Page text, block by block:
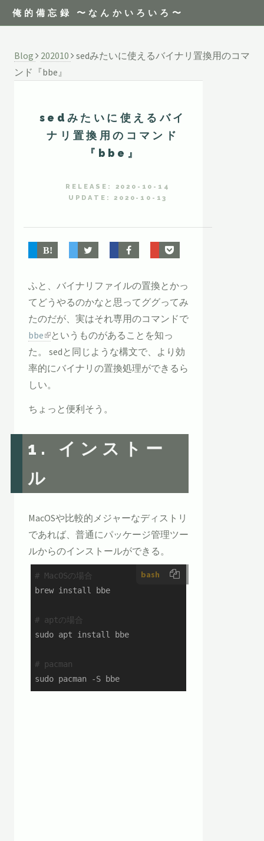
俺的備忘録 〜なんかいろいろ〜
Blog 202010
sedみたいに使えるバイナリ置換用のコマ
ンド『bbe』
sedみたいに使えるバイ
ナリ置換用のコマンド
『bbe』
RELEASE: 2020-10-14
UPDATE: 2020-10-13
ふと、バイナリファイルの置換とかっ
てどうやるのかなと思ってググってみ
たのだが、実はそれ専用のコマンドで
bbe
というものがあることを知っ
た。 sedと同じような構文で、より効
率的にバイナリの置換処理ができるら
しい。
ちょっと便利そう。
1. インストー
ル
MacOSや比較的メジャーなディストリ
であれば、普通にパッケージ管理ツー
ルからのインストールができる。
bash
# MacOSの場合
brew install bbe
# aptの場合
sudo apt install bbe
# pacman
sudo pacman -S bbe